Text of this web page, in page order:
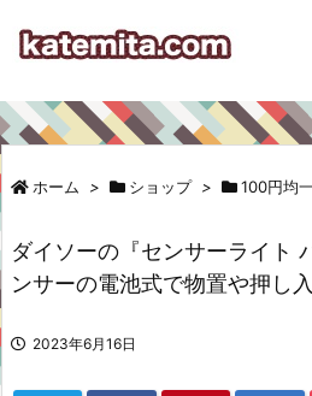
ホーム > ショップ > 100円均
ダイソーの『センサーライト
ンサーの電池式で物置や押し
2023年6月16日